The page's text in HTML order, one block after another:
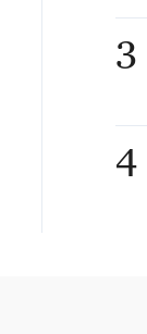
3
4